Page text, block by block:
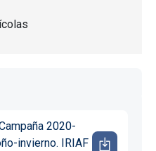
2020-
invierno. IRIAF